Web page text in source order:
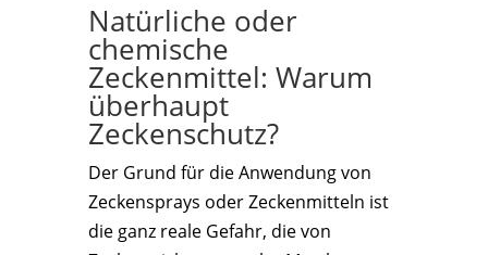
Natürliche oder
chemische
Zeckenmittel: Warum
überhaupt
Zeckenschutz?
Der Grund für die Anwendung von
Zeckensprays oder Zeckenmitteln ist
die ganz reale Gefahr, die von